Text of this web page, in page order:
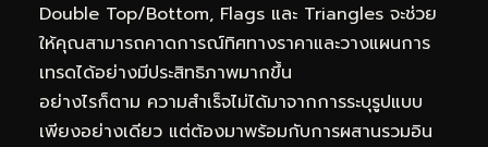
Double Top/Bottom, Flags และ Triangles จะช่วย
ให้คุณสามารถคาดการณ์ทิศทางราคาและวางแผนการ
เทรดได้อย่างมีประสิทธิภาพมากขึ้น
อย่างไรก็ตาม ความสำเร็จไม่ได้มาจากการระบุรูปแบบ
เพียงอย่างเดียว แต่ต้องมาพร้อมกับการผสานรวมอิน